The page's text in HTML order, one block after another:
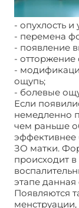
- опухлость и
- перемена
- появление
- отторжение
-
ощупь;
- болевые
Если
немедленно
чем раньше
эффективнее
ЗО матки.
происходит в
этапе данная
Появляются